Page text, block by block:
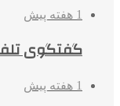
1 هفته پیش
گفتگوی
1 هفته پیش